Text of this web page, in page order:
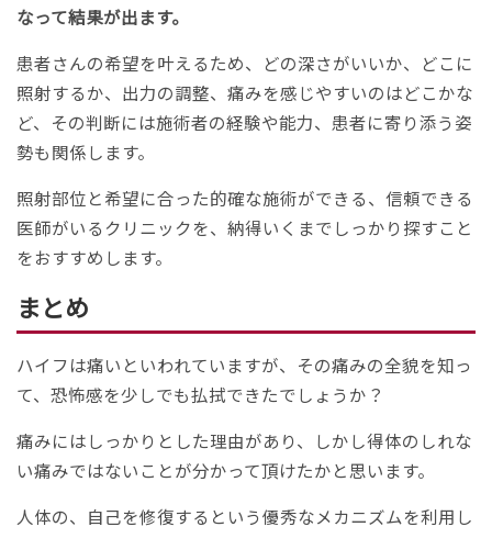
なって結果が出ます。
患者さんの希望を叶えるため、どの深さがいいか、どこに
照射するか、出力の調整、痛みを感じやすいのはどこかな
ど、その判断には施術者の経験や能力、患者に寄り添う姿
勢も関係します。
照射部位と希望に合った的確な施術ができる、信頼できる
医師がいるクリニックを、納得いくまでしっかり探すこと
をおすすめします。
まとめ
ハイフは痛いといわれていますが、その痛みの全貌を知っ
て、恐怖感を少しでも払拭できたでしょうか？
痛みにはしっかりとした理由があり、しかし得体のしれな
い痛みではないことが分かって頂けたかと思います。
人体の、自己を修復するという優秀なメカニズムを利用し